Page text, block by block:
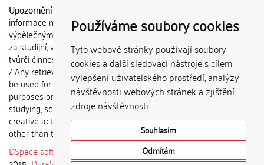
Používáme soubory cookies
Tyto webové stránky používají soubory
cookies a další sledovací nástroje s cílem
vylepšení uživatelského prostředí, analýzy
návštěvnosti webových stránek a zjištění
zdroje návštěvnosti.
Souhlasím
Odmítám
Upozornění / Notice:
informace nemohou být použity k
výdělečným účelům nebo vydávány
za studijní, vědeckou nebo jinou
tvůrčí činnost jiné osoby než autora.
/ Any retrieved information shall not
be used for any commercial
purposes or claimed as results of
studying, scientific or any other
creative activities of any person
other than the author.
DSpace software
copyright © 2002-